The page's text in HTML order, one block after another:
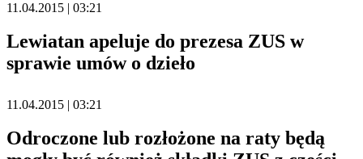
11.04.2015 | 03:21
Lewiatan apeluje do prezesa ZUS w
sprawie umów o dzieło
11.04.2015 | 03:21
Odroczone lub rozłożone na raty będą